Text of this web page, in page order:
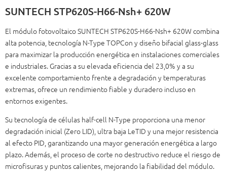
SUNTECH STP620S-H66-Nsh+ 620W
El módulo fotovoltaico SUNTECH STP620S-H66-Nsh+ 620W combina
alta potencia, tecnología N-Type TOPCon y diseño bifacial glass-glass
para maximizar la producción energética en instalaciones comerciales
e industriales. Gracias a su elevada eficiencia del 23,0% y a su
excelente comportamiento frente a degradación y temperaturas
extremas, ofrece un rendimiento fiable y duradero incluso en
entornos exigentes.
Su tecnología de células half-cell N-Type proporciona una menor
degradación inicial (Zero LID), ultra baja LeTID y una mejor resistencia
al efecto PID, garantizando una mayor generación energética a largo
plazo. Además, el proceso de corte no destructivo reduce el riesgo de
microfisuras y puntos calientes, mejorando la fiabilidad del módulo.